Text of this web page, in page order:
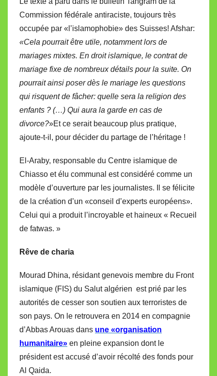
Commission fédérale antiraciste, toujours très
occupée par «l’islamophobie» des Suisses! Afshar:
«Cela pourrait être utile, notamment lors de
mariages mixtes. En droit islamique, le contrat de
mariage fixe de nombreux détails pour la suite. On
pourrait ainsi poser dès le mariage les questions
qui risquent de fâcher: quelle sera la religion des
enfants ? (…) Qui aura la garde en cas de
divorce?»Et ce serait beaucoup plus pratique,
ajoute-t-il, pour décider du partage de l’héritage !
El-Araby, responsable du Centre islamique de
Chiasso et élu communal est considéré comme un
modèle d’ouverture par les journalistes. Il se félicite
de la création d’un «conseil d’experts européens».
Celui qui a produit l’incroyable et haineux « Recueil
de fatwas. »
Rêve de charia
Mourad Dhina, résidant genevois membre du Front
islamique (FIS) du Salut algérien est prié par les
autorités de cesser son soutien aux terroristes de
son pays. On le retrouvera en 2014 en compagnie
d’Abbas Arouas dans une «organisation
humanitaire» en pleine expansion dont le
président est accusé d’avoir récolté des fonds pour
Al Qaida.